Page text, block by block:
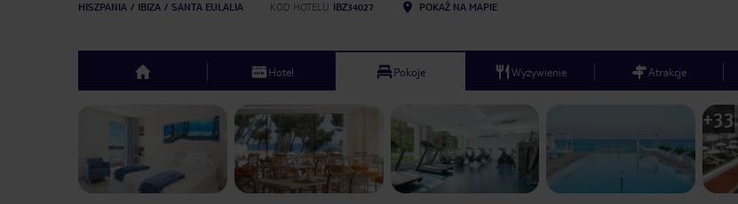
HISZPANIA IBIZA SANTA EULALIA KOD HOTELU IBZ34027 POKAŻ NA MAPIE
top Hotel Pokoje Wyżywienie Atrakcje
Previous slide +33